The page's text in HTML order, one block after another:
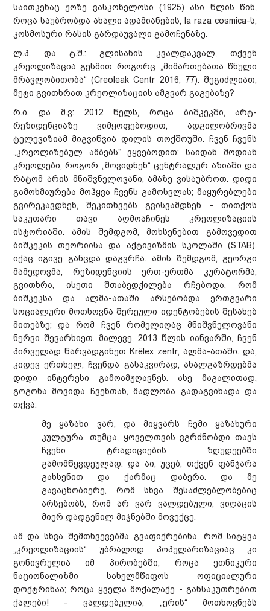
საითკენაც ჟოზე ვასკონელოსი (1925) ასი წლის წინ,
როცა საუბრობდა ახალი ადამიანების, la raza cosmica-ს,
კოსმოსური რასის გარდაუვალი გამოჩენაზე.
ლ.პ. და ტ.შ.: გლისანის კვალდაკვალ, თქვენ
კრეოლიზაცია გესმით როგორც „მიმართებათა წნული
მრავლობითობა“ (Creoleak Centr 2016, 77). შეგიძლიათ,
მეტი გვითხრათ კრეოლიზაციის ამგვარ გაგებაზე?
რ.ი. და მ.ვ: 2012 წელს, როცა ბიშკეკში, არტ-
რეზიდენციაზე ვიმყოფებოდით, ადგილობრივმა
ტელევიზიამ მიგვიწვია დილის თოქშოუში. ჩვენ ჩვენს
„კრეოლიზებულ ამბებს“ ვყვებოდით: საიდან მოდიან
კრეოლები, როგორ „მოვიდნენ“ ცენტრალურ აზიაში და
რატომ არის მნიშვნელოვანი, ამაზე ვისაუბროთ. დიდი
გამოხმაურება მოჰყვა ჩვენს გამოსვლას; მაყურებლები
გვირეკავდნენ, შეკითხვებს გვისვამდნენ - თითქოს
საკუთარი თავი აღმოაჩინეს კრეოლიზაციის
ისტორიაში. ამის შემდგომ, მოხსენებით გამოვედით
ბიშკეკის თეორიისა და აქტივიზმის სკოლაში (STAB).
იქაც იგივე განცდა დაგვრჩა. ამის შემდგომ, გეორგი
მამედოვმა, რეზიდენციის ერთ-ერთმა კურატორმა,
გვითხრა, ისეთი შთაბედჭილება რჩებოდა, რომ
ბიშკეკსა და ალმა-ათაში არსებობდა ერთგვარი
სოციალური მოთხოვნა შერეული იდენტობების შესახებ
მითებზე; და რომ ჩვენ რომელიღაც მნიშვნელოვანი
ნერვი შევარხიეთ. მალევე, 2013 წლის იანვარში, ჩვენ
პირველად წარვადგინეთ Krёlex zentr, ალმა-ათაში. და,
კიდევ ერთხელ, ჩვენდა გასაკვირად, ახალგაზრდებმა
დიდი ინტერესი გამოამჟღავნეს. ასე მაგალითად,
გოგონა მოვიდა ჩვენთან, მადლობა გადაგვიხადა და
თქვა:
მე ყაზახი ვარ, და მიყვარს ჩემი ყაზახური
კულტურა. თუმცა, ყოველთვის ვგრძნობდი თავს
ჩვენი ტრადიციების ზღუდეებში
გამომწყვდეულად. და აი, უცებ, თქვენ ფანჯარა
გახსენით და ქარმაც დაბერა. და მე
გავაცნობიერე, რომ სხვა შესაძლებლობებიც
არსებობს, რომ არ ვარ ვალდებული, ვიღაცის
მიერ დადგენილ მიჯნებში მოვექცე.
ამ და სხვა შემთხვევებმა გვაფიქრებინა, რომ სიტყვა
„კრეოლიზაციის“ უბრალოდ პოპულარიზაციაც კი
გონივრულია იმ პირობებში, როცა ეთნიკური
ნაციონალიზმი სახელმწიფოს ოფიციალური
დოქტრინაა; როცა ყველა მოქალაქე - განსაკუთრებით
ქალები! - ვალდებულია, „ერის“ მოთხოვნებს